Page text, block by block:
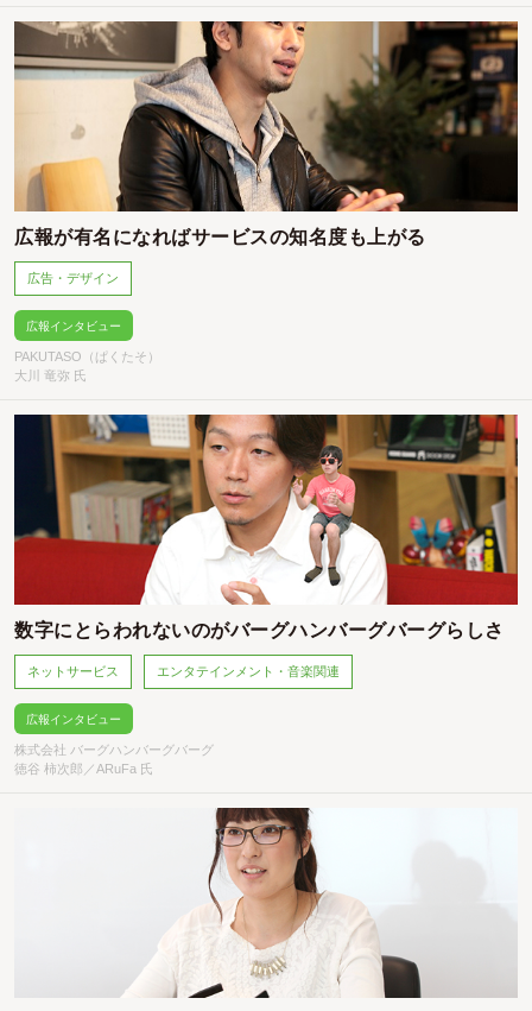
広報が有名になればサービスの知名度も上がる
広告・デザイン
広報インタビュー
PAKUTASO（ぱくたそ）
大川 竜弥 氏
数字にとらわれないのがバーグハンバーグバーグらしさ
ネットサービス エンタテインメント・音楽関連
広報インタビュー
株式会社 バーグハンバーグバーグ
徳谷 柿次郎／ARuFa 氏